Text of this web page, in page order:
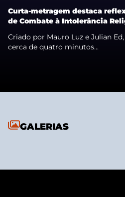
Curta-metragem destaca
de Combate à Intolerância
Criado por Mauro Luz e Julian
cerca de quatro minutos...
GALERIAS